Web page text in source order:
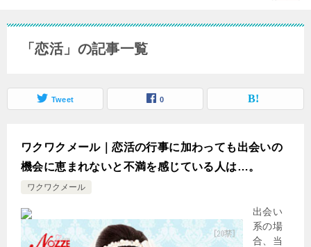
「恋活」の記事一覧
Tweet 0
ワクワクメール｜恋活の行事に加わっても出会いの
機会に恵まれないと不満を感じている人は…。
ワクワクメール
出会い
系の場
合、当